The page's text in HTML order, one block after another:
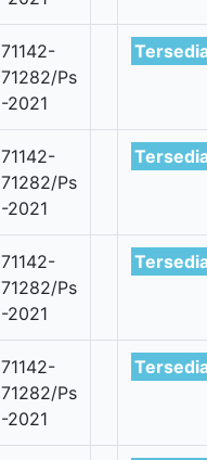
71142-
71282/Ps
-2021
71142-
71282/Ps
-2021
71142-
71282/Ps
-2021
71142-
71282/Ps
-2021